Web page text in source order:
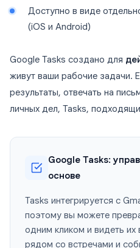
Доступно в виде
(iOS и Android)
Google Tasks создано для
живут ваши рабочие задачи.
результаты, отвечать на
личных дел, Tasks,
Google Tasks:
основе
Tasks интегрируется с
поэтому вы можете
одним кликом и видеть их
рядом со встречами и